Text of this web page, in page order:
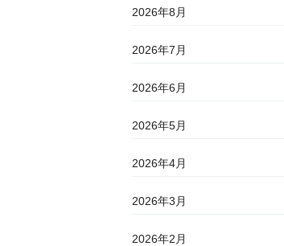
2026年8月
2026年7月
2026年6月
2026年5月
2026年4月
2026年3月
2026年2月